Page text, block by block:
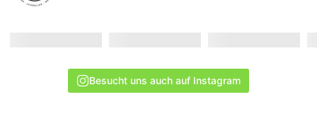
Besucht uns auch auf Instagram